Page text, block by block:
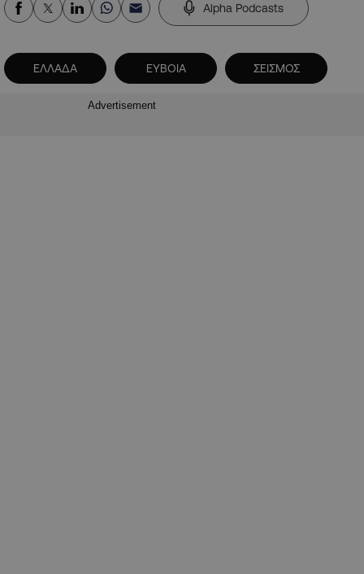
Alpha Podcasts
ΕΛΛΑΔΑ ΕΥΒΟΙΑ ΣΕΙΣΜΟΣ
Advertisement